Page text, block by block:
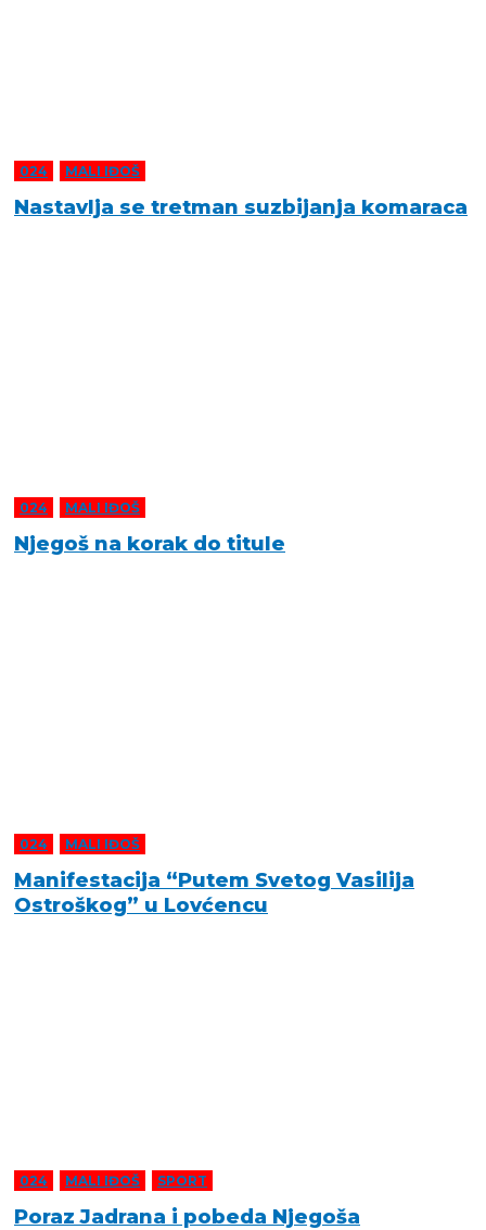
024 MALI IĐOŠ
Nastavlja se tretman suzbijanja komaraca
024 MALI IĐOŠ
Njegoš na korak do titule
024 MALI IĐOŠ
Manifestacija “Putem Svetog Vasilija
Ostroškog” u Lovćencu
024 MALI IĐOŠ SPORT
Poraz Jadrana i pobeda Njegoša